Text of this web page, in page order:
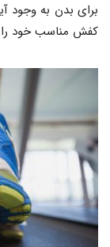
برای بدن به وجود
کفش مناسب خود را